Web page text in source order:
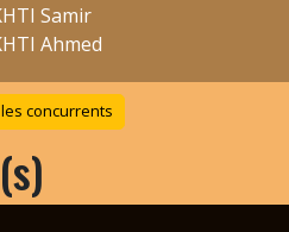
Samir
Ahmed
concurrents